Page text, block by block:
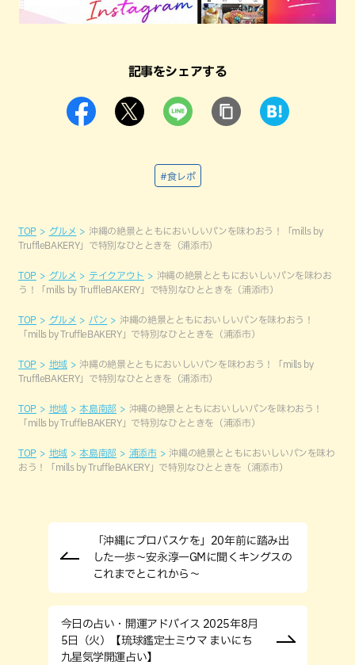
記事をシェアする
#食レポ
TOP グルメ
沖縄の絶景とともにおいしいパンを味わおう！「mills by
TruffleBAKERY」で特別なひとときを（浦添市）
TOP グルメ テイクアウト
沖縄の絶景とともにおいしいパンを味わお
う！「mills by TruffleBAKERY」で特別なひとときを（浦添市）
TOP グルメ パン
沖縄の絶景とともにおいしいパンを味わおう！
「mills by TruffleBAKERY」で特別なひとときを（浦添市）
TOP 地域
沖縄の絶景とともにおいしいパンを味わおう！「mills by
TruffleBAKERY」で特別なひとときを（浦添市）
TOP 地域 本島南部
沖縄の絶景とともにおいしいパンを味わおう！
「mills by TruffleBAKERY」で特別なひとときを（浦添市）
TOP 地域 本島南部 浦添市
沖縄の絶景とともにおいしいパンを味わ
おう！「mills by TruffleBAKERY」で特別なひとときを（浦添市）
「沖縄にプロバスケを」20年前に踏み出
した一歩～安永淳一GMに聞くキングスの
これまでとこれから～
今日の占い・開運アドバイス 2025年8月
5日（火）【琉球鑑定士ミウマ まいにち
九星気学開運占い】